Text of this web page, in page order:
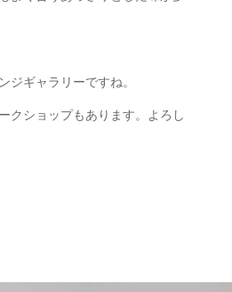
ジギャラリーですね。
クショップもあります。よろし